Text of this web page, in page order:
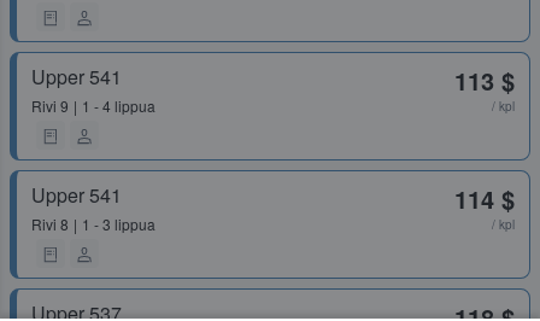
Upper 541
Rivi 9 1 - 4 lippua
113 $
/ kpl
Upper 541
Rivi 8 1 - 3 lippua
114 $
/ kpl
Upper 537